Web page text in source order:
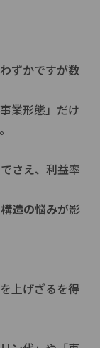
ずかですが数
業形態」だけ
さえ、利益率
造の悩みが影
上げざるを得